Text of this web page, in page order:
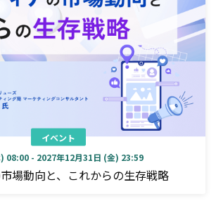
イベント
08:00 - 2027年12月31日 (金) 23:59
場動向と、これからの生存戦略